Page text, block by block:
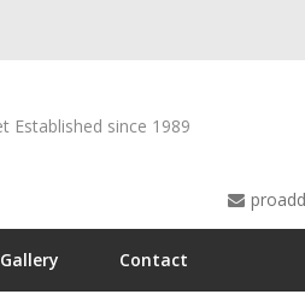
Established since 1989
Gallery Contact